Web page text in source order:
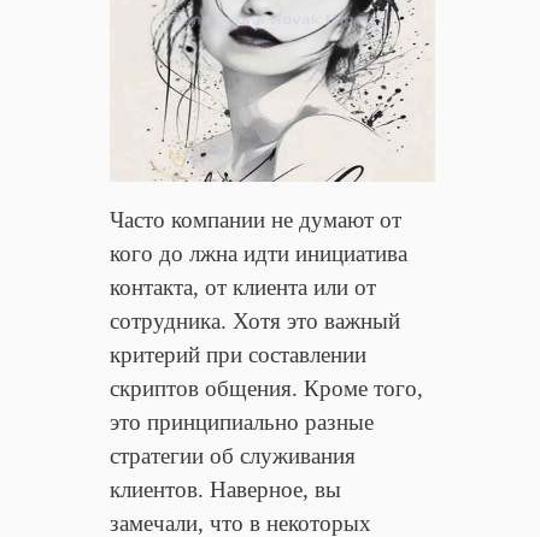
Часто компании не думают от
кого до лжна идти инициатива
контакта, от клиента или от
сотрудника. Хотя это важный
критерий при составлении
скриптов общения. Кроме того,
это принципиально разные
стратегии об служивания
клиентов. Наверное, вы
замечали, что в некоторых